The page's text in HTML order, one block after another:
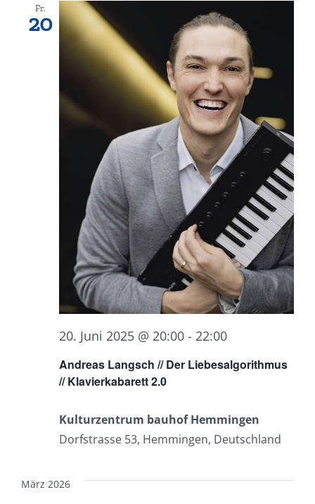
Fr.
20
Andreas Langsch // Der Liebesalgorithmus
// Klavierkabarett 2.0
20. Juni 2025 @ 20:00 - 22:00
Kulturzentrum bauhof Hemmingen
Dorfstrasse 53, Hemmingen, Deutschland
März 2026